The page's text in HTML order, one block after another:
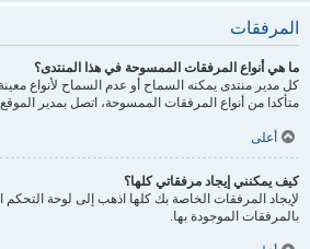
المرفقات
ما هي أنواع المرفقات الممسوحة في هذا المنتدى؟
كل مدير منتدى يمكنه السماح أو عدم السماح لأنواع
متأكدا من أنواع المرفقات الممسوحة، اتصل بمدير
أعلى
كيف يمكنني إيجاد مرفقاتي كلها؟
لإيجاد المرفقات الخاصة بك كلها اذهب إلى لوحة التحكم
بالمرفقات الموجودة بها.